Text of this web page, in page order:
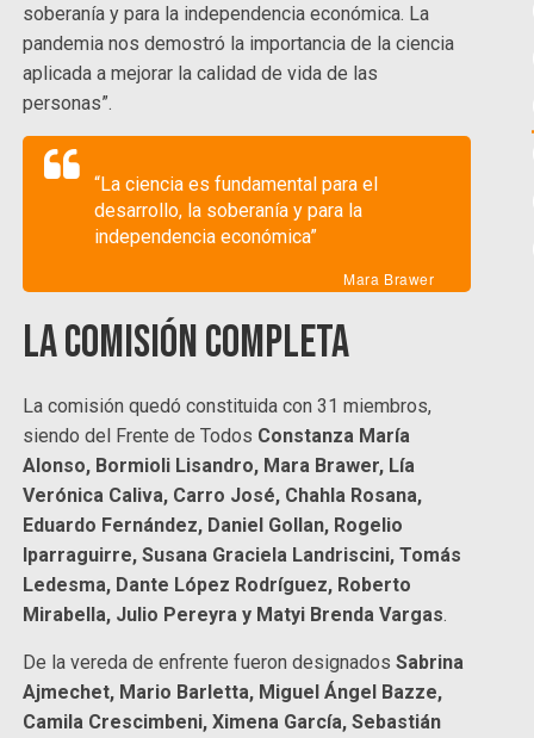
soberanía y para la independencia económica. La
pandemia nos demostró la importancia de la ciencia
aplicada a mejorar la calidad de vida de las
personas”.
“La ciencia es fundamental para el
desarrollo, la soberanía y para la
independencia económica”
Mara Brawer
La comisión completa
La comisión quedó constituida con 31 miembros,
siendo del Frente de Todos Constanza María
Alonso, Bormioli Lisandro, Mara Brawer, Lía
Verónica Caliva, Carro José, Chahla Rosana,
Eduardo Fernández, Daniel Gollan, Rogelio
Iparraguirre, Susana Graciela Landriscini, Tomás
Ledesma, Dante López Rodríguez, Roberto
Mirabella, Julio Pereyra y Matyi Brenda Vargas.
De la vereda de enfrente fueron designadosSabrina
Ajmechet, Mario Barletta, Miguel Ángel Bazze,
Camila Crescimbeni, Ximena García, Sebastián